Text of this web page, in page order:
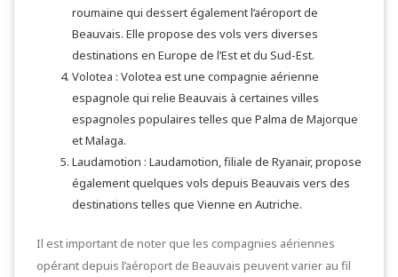
roumaine qui dessert également l’aéroport de
Beauvais. Elle propose des vols vers diverses
destinations en Europe de l’Est et du Sud-Est.
Volotea : Volotea est une compagnie aérienne
espagnole qui relie Beauvais à certaines villes
espagnoles populaires telles que Palma de Majorque
et Malaga.
Laudamotion : Laudamotion, filiale de Ryanair, propose
également quelques vols depuis Beauvais vers des
destinations telles que Vienne en Autriche.
Il est important de noter que les compagnies aériennes
opérant depuis l’aéroport de Beauvais peuvent varier au fil